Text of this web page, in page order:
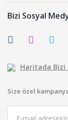
Bizi Sosyal
Haritada Bizi
Size özel